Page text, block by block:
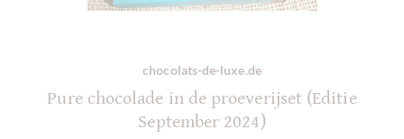
chocolats-de-luxe.de
Pure chocolade in de proeverijset (Editie
September 2024)